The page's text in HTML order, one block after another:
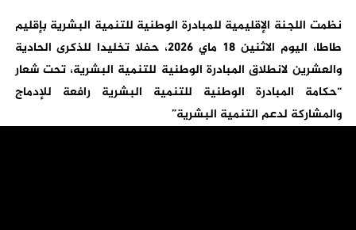
نظمت اللجنة الإقليمية للمبادرة الوطنية للتنمية البشرية بإقليم
طاطا، اليوم الاثنين 18 ماي 2026، حفلا تخليدا للذكرى الحادية
والعشرين لانطلاق المبادرة الوطنية للتنمية البشرية، تحت شعار
“حكامة المبادرة الوطنية للتنمية البشرية رافعة للإدماج
والمشاركة لدعم التنمية البشرية”